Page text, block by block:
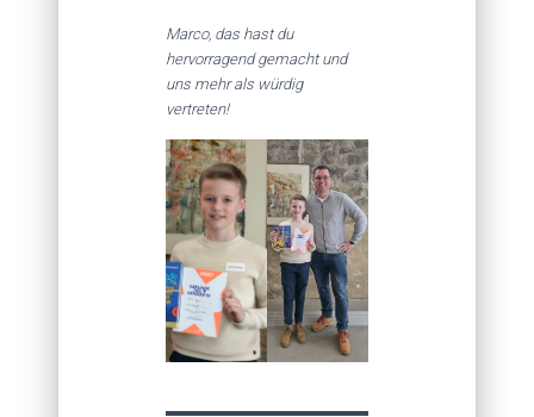
Marco, das hast du
hervorragend gemacht und
uns mehr als würdig
vertreten!